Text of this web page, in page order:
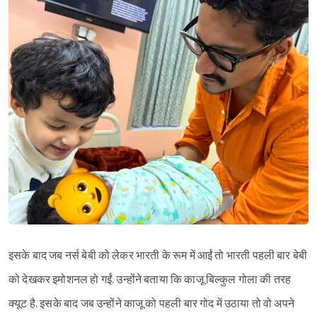
Sign in
इसके बाद जब नर्स बेबी को लेकर भारती के रूम में आईं तो भारती पहली बार बेबी
को देखकर इमोशनल हो गईं. उन्होंने बताया कि काजू बिल्कुल गोला की तरह
क्यूट है. इसके बाद जब उन्होंने काजू को पहली बार गोद में उठाया तो वो अपने